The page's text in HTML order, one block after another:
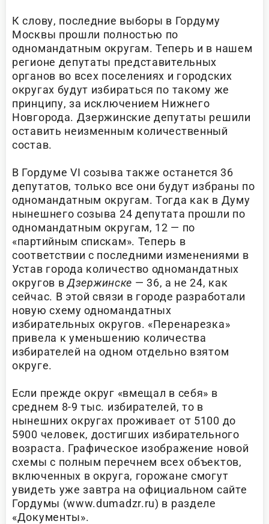
К слову, последние выборы в Гордуму
Москвы прошли полностью по
одномандатным округам. Теперь и в нашем
регионе депутаты представительных
органов во всех поселениях и городских
округах будут избираться по такому же
принципу, за исключением Нижнего
Новгорода. Дзержинские депутаты решили
оставить неизменным количественный
состав.
В Гордуме VI созыва также останется 36
депутатов, только все они будут избраны по
одномандатным округам. Тогда как в Думу
нынешнего созыва 24 депутата прошли по
одномандатным округам, 12 — по
«партийным спискам». Теперь в
соответствии с последними изменениями в
Устав города количество одномандатных
округов вДзержинске — 36, а не 24, как
сейчас. В этой связи в городе разработали
новую схему одномандатных
избирательных округов. «Перенарезка»
привела к уменьшению количества
избирателей на одном отдельно взятом
округе.
Если прежде округ «вмещал в себя» в
среднем 8-9 тыс. избирателей, то в
нынешних округах проживает от 5100 до
5900 человек, достигших избирательного
возраста. Графическое изображение новой
схемы с полным перечнем всех объектов,
включенных в округа, горожане смогут
увидеть уже завтра на официальном сайте
Гордумы (www.dumadzr.ru) в разделе
«Документы».